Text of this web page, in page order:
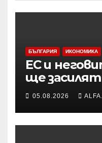
БЪЛГАРИЯ ИКОНОМИКА
ЕС и
ще
Русия чрез
продължат
Украйна
05.08.2026